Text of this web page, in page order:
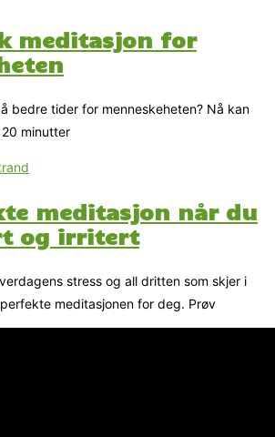
meditasjon for
bedre tider for menneskeheten? Nå kan
minutter
meditasjon når du
og irritert
stress og all dritten som skjer i
meditasjonen for deg. Prøv